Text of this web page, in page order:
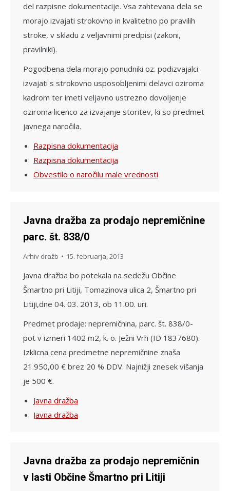
del razpisne dokumentacije. Vsa zahtevana dela se
morajo izvajati strokovno in kvalitetno po pravilih
stroke, v skladu z veljavnimi predpisi (zakoni,
pravilniki).
Pogodbena dela morajo ponudniki oz. podizvajalci
izvajati s strokovno usposobljenimi delavci oziroma
kadrom ter imeti veljavno ustrezno dovoljenje
oziroma licenco za izvajanje storitev, ki so predmet
javnega naročila.
Razpisna dokumentacija
Razpisna dokumentacija
Obvestilo o naročilu male vrednosti
Javna dražba za prodajo nepremičnine
parc. št. 838/0
Arhiv dražb 15. februarja, 2013
Javna dražba bo potekala na sedežu Občine
Šmartno pri Litiji, Tomazinova ulica 2, Šmartno pri
Litiji,dne 04. 03. 2013, ob 11.00. uri.
Predmet prodaje: nepremičnina, parc. št. 838/0-
pot v izmeri 1402 m2, k. o. Ježni Vrh (ID 1837680).
Izklicna cena predmetne nepremičnine znaša
21.950,00 € brez 20 % DDV. Najnižji znesek višanja
je 500 €.
Javna dražba
Javna dražba
Javna dražba za prodajo nepremičnin
v lasti Občine Šmartno pri Litiji